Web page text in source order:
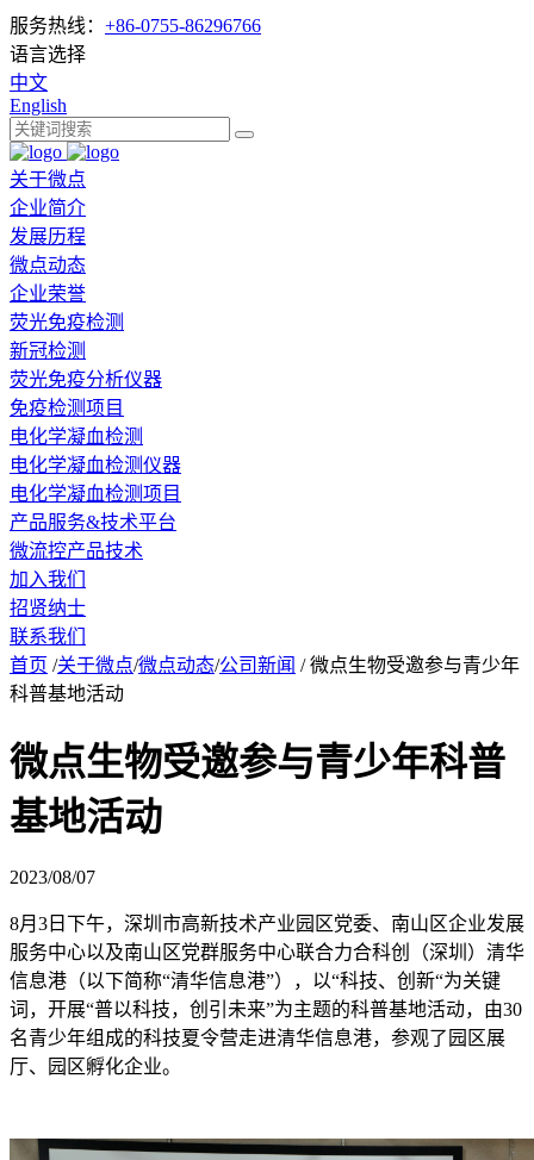
服务热线： +86-0755-86296766
语言选择
中文
English
关于微点
企业简介
发展历程
微点动态
企业荣誉
荧光免疫检测
新冠检测
荧光免疫分析仪器
免疫检测项目
电化学凝血检测
电化学凝血检测仪器
电化学凝血检测项目
产品服务&技术平台
微流控产品技术
加入我们
招贤纳士
联系我们
首页 /关于微点/微点动态/公司新闻 / 微点生物受邀参与青少年
科普基地活动
微点生物受邀参与青少年科普
基地活动
2023/08/07
8月3日下午，深圳市高新技术产业园区党委、南山区企业发展
服务中心以及南山区党群服务中心联合力合科创（深圳）清华
信息港（以下简称“清华信息港”），以“科技、创新“为关键
词，开展“普以科技，创引未来”为主题的科普基地活动，由30
名青少年组成的科技夏令营走进清华信息港，参观了园区展
厅、园区孵化企业。